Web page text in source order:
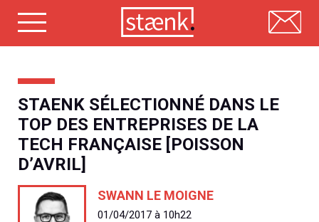
STAENK SÉLECTIONNÉ DANS LE
TOP DES ENTREPRISES DE LA
TECH FRANÇAISE [POISSON
D’AVRIL]
SWANN LE MOIGNE
01/04/2017 à 10h22